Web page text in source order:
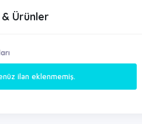
Ürünler
ilan eklenmemiş.